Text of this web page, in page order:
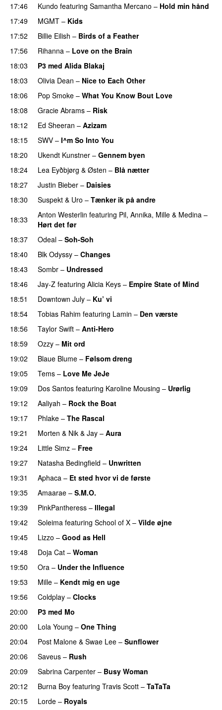
17:46 Kundo featuring Samantha Mercano – Hold min hånd
17:49
MGMT – Kids
17:52
Billie Eilish – Birds of a Feather
17:56
Rihanna – Love on the Brain
18:03
P3 med Alida Blakaj
18:03
Olivia Dean – Nice to Each Other
18:06
Pop Smoke – What You Know Bout Love
18:08
Gracie Abrams – Risk
18:12 Ed Sheeran – Azizam
18:15
SWV – I^m So Into You
18:20 Ukendt Kunstner – Gennem byen
18:24
Lea Eyðbjørg & Østen – Blå nætter
18:27 Justin Bieber – Daisies
18:30
Suspekt & Uro – Tænker ik på andre
18:33
Anton Westerlin featuring Pil, Annika, Mille & Medina –
Hørt det før
18:37 Odeal – Soh-Soh
18:40
Blk Odyssy – Changes
18:43 Sombr – Undressed
18:46 Jay-Z featuring Alicia Keys – Empire State of Mind
18:51
Downtown July – Ku’ vi
18:54 Tobias Rahim featuring Lamin – Den værste
18:56
Taylor Swift – Anti-Hero
18:59
Ozzy – Mit ord
19:02
Blaue Blume – Følsom dreng
19:05
Tems – Love Me JeJe
19:09
Dos Santos featuring Karoline Mousing – Urørlig
19:12
Aaliyah – Rock the Boat
19:17
Phlake – The Rascal
19:21
Morten & Nik & Jay – Aura
19:24
Little Simz – Free
19:27
Natasha Bedingfield – Unwritten
19:31
Aphaca – Et sted hvor vi de første
19:35
Amaarae – S.M.O.
19:39
PinkPantheress – Illegal
19:42
Soleima featuring School of X – Vilde øjne
19:45 Lizzo – Good as Hell
19:48 Doja Cat – Woman
19:50
Ora – Under the Influence
19:53
Mille – Kendt mig en uge
19:56
Coldplay – Clocks
20:00
P3 med Mo
20:00
Lola Young – One Thing
20:04 Post Malone & Swae Lee – Sunflower
20:06
Saveus – Rush
20:09
Sabrina Carpenter – Busy Woman
20:12
Burna Boy featuring Travis Scott – TaTaTa
20:15
Lorde – Royals